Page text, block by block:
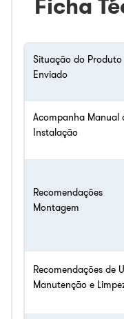
Ficha
Situação do Produto
Enviado
Acompanha Manual
Instalação
Recomendações
Montagem
Recomendações de
Manutenção e